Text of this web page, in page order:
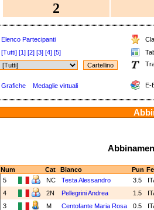
2
Elenco Partecipanti
[Tutti] [1] [2] [3] [4] [5]
Grafiche Medaglie virtuali E-
Num Cat Bianco Pun
5 NC Testa Alessandro 3.5
4 2N Pellegrini Andrea 1.5
3 M Centofante Maria Rosa 0.5